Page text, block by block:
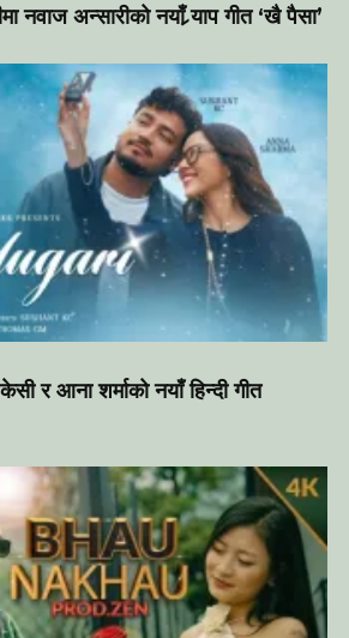
नवाज अन्सारीको नयाँ र्‍याप गीत ‘खै पैसा’
र आना शर्माको नयाँ हिन्दी गीत